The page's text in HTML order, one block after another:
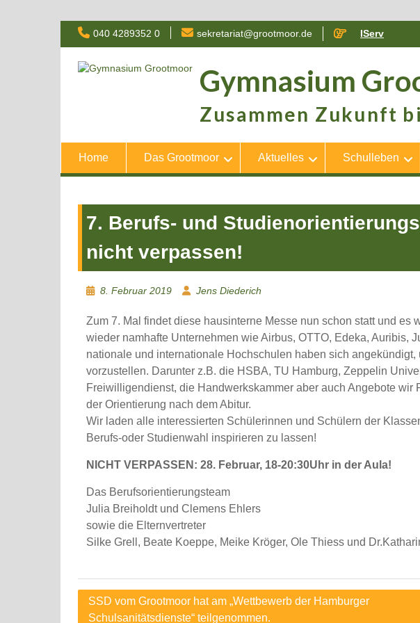
Skip
040 4289352 0 sekretariat@grootmoor.de IServ
Gymnasium
Zusammen Zukunft
Home Das Grootmoor Aktuelles Schulleben
7. Berufs- und
nicht verpassen!
8. Februar 2019 Jens Diederich
Zum 7. Mal findet diese hausinterne Messe nun schon statt und es
wieder namhafte Unternehmen wie Airbus, OTTO, Edeka, Auribis,
nationale und internationale Hochschulen haben sich
vorzustellen. Darunter z.B. die HSBA, TU Hamburg, Zeppelin
Freiwilligendienst, die Handwerkskammer aber auch Angebote
der Orientierung nach dem Abitur.
Wir laden alle interessierten Schülerinnen und Schülern der
Berufs-oder Studienwahl inspirieren zu lassen!
NICHT VERPASSEN: 28. Februar, 18-20:30Uhr in der Aula!
Das Berufsorientierungsteam
Julia Breiholdt und Clemens Ehlers
sowie die Elternvertreter
Silke Grell, Beate Koeppe, Meike Kröger, Ole Thiess und
Beitragsnavigation
SSD vom Grootmoor hat am „Wettbewerb der Hamburger
Schulsanitätsdienste“ teilgenommen.